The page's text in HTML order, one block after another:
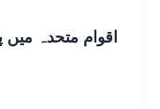
اقوام متحدہ میں